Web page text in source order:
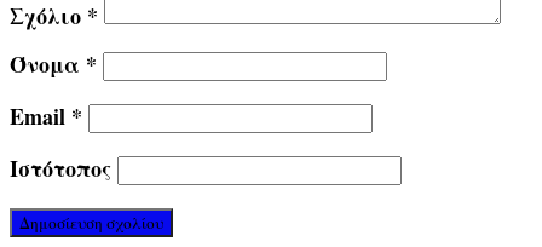
Σχόλιο *
Όνομα *
Email *
Ιστότοπος